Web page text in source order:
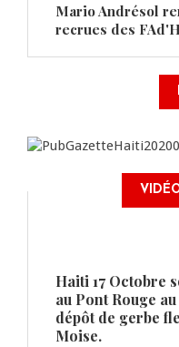
Mario Andrésol
recrues des FAd'H
Haiti 17 Octobre
au Pont Rouge
dépôt de gerbe
Moise.